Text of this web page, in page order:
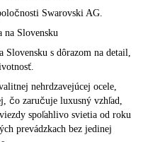
Swarovski AG.
na Slovensku
Slovensku s dôrazom na detail,
nehrdzavejúcej ocele,
čo zaručuje luxusný vzhľad,
spoľahlivo svietia od roku
prevádzkach bez jedinej